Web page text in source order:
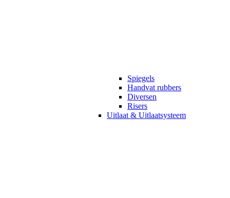
Spiegels
Handvat rubbers
Diversen
Risers
Uitlaat & Uitlaatsysteem